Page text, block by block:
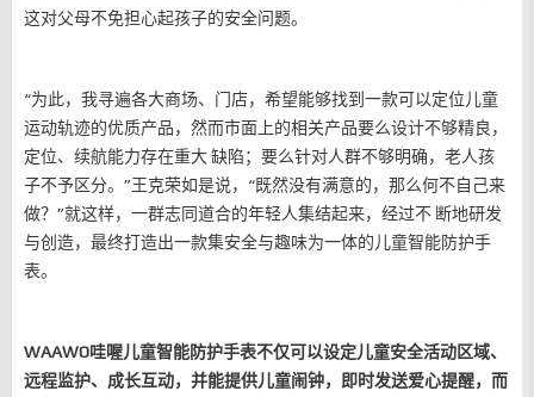
这对父母不免担心起孩子的安全问题。
“为此，我寻遍各大商场、门店，希望能够找到一款可以定位儿童
运动轨迹的优质产品，然而市面上的相关产品要么设计不够精良，
定位、续航能力存在重大 缺陷；要么针对人群不够明确，老人孩
子不予区分。”王克荣如是说，“既然没有满意的，那么何不自己来
做？”就这样，一群志同道合的年轻人集结起来，经过不 断地研发
与创造，最终打造出一款集安全与趣味为一体的儿童智能防护手
表。
WAAWO哇喔儿童智能防护手表不仅可以设定儿童安全活动区域、
远程监护、成长互动，并能提供儿童闹钟，即时发送爱心提醒，而